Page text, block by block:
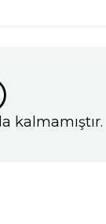
kalmamıştır.